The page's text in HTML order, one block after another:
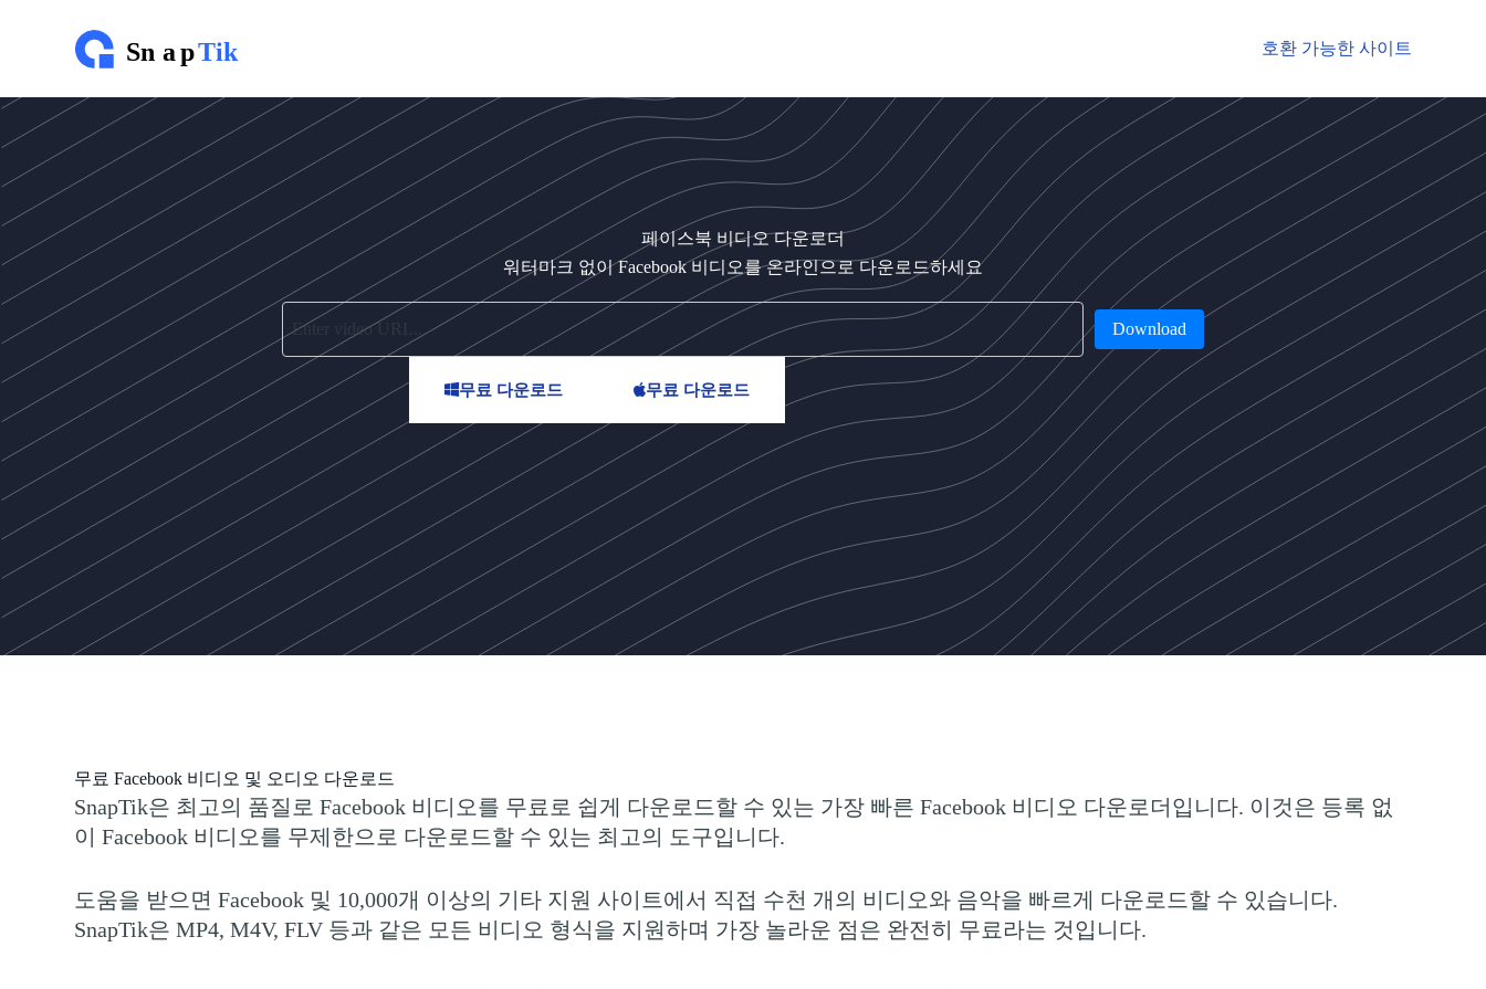
너
뛰
호환 가능한 사이트
페이스북 비디오 다운로더
워터마크 없이 Facebook 비디오를 온라인으로 다운로드하세요
Download
무료 다운로드 무료 다운로드
무료 Facebook 비디오 및 오디오 다운로드
SnapTik은 최고의 품질로 Facebook 비디오를 무료로 쉽게 다운로드할 수 있는 가장 빠른 Facebook 비디오 다운로더입니다. 이것은 등록 없
이 Facebook 비디오를 무제한으로 다운로드할 수 있는 최고의 도구입니다.
도움을 받으면 Facebook 및 10,000개 이상의 기타 지원 사이트에서 직접 수천 개의 비디오와 음악을 빠르게 다운로드할 수 있습니다.
SnapTik은 MP4, M4V, FLV 등과 같은 모든 비디오 형식을 지원하며 가장 놀라운 점은 완전히 무료라는 것입니다.